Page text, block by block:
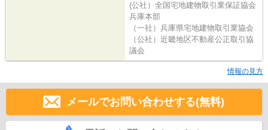
(公社）全国宅地建物取引業保証協会
兵庫本部
（一社）兵庫県宅地建物取引業協会
（公社）近畿地区不動産公正取引協
議会
情報の見方
メールでお問い合わせする(無料)